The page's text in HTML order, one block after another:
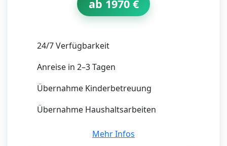
ab 1970 €
24/7 Verfügbarkeit
Anreise in 2–3 Tagen
Übernahme Kinderbetreuung
Übernahme Haushaltsarbeiten
Mehr Infos